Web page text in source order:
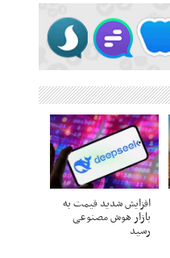
افزایش شدید قیمت به
بازار هوش مصنوعی
رسید